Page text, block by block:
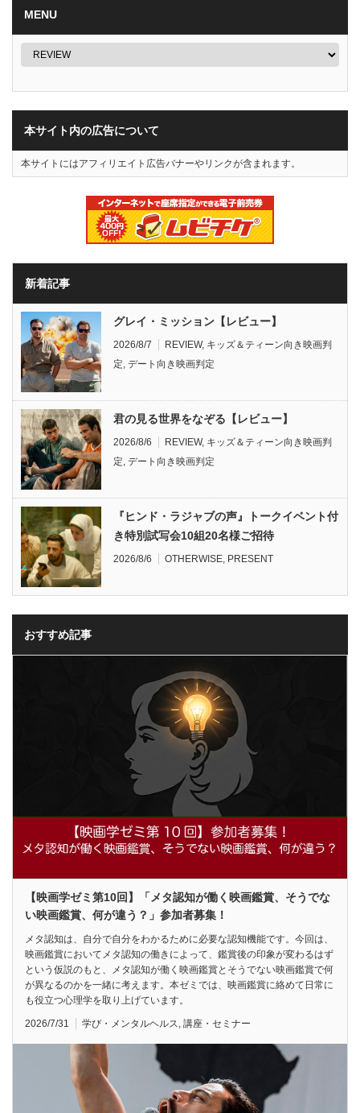
MENU
本サイト内の広告について
本サイトにはアフィリエイト広告バナーやリンクが含まれます。
新着記事
グレイ・ミッション【レビュー】
2026/8/7 REVIEW, キッズ＆ティーン向き映画判
定, デート向き映画判定
君の見る世界をなぞる【レビュー】
2026/8/6 REVIEW, キッズ＆ティーン向き映画判
定, デート向き映画判定
『ヒンド・ラジャブの声』トークイベント付
き特別試写会10組20名様ご招待
2026/8/6 OTHERWISE, PRESENT
おすすめ記事
【映画学ゼミ第10回】「メタ認知が働く映画鑑賞、そうでな
い映画鑑賞、何が違う？」参加者募集！
メタ認知は、自分で自分をわかるために必要な認知機能です。今回は、
映画鑑賞においてメタ認知の働きによって、鑑賞後の印象が変わるはず
という仮説のもと、メタ認知が働く映画鑑賞とそうでない映画鑑賞で何
が異なるのかを一緒に考えます。本ゼミでは、映画鑑賞に絡めて日常に
も役立つ心理学を取り上げています。
2026/7/31 学び・メンタルヘルス, 講座・セミナー